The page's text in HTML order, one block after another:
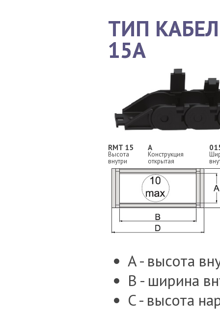
ТИП
15A
RMT 15 A
Высота
внутри
Конструкция
открытая
A - высота
B - ширина
C - высота